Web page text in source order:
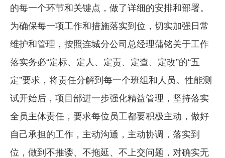
的每一个环节和关键点，做了详细的安排和部署。
为确保每一项工作和措施落实到位，切实加强日常
维护和管理，按照连城分公司总经理蒲铭关于工作
落实务必“定标、定人、定责、定查、定改”的“五
定”要求，将责任分解到每一个班组和人员。性能测
试开始后，项目部进一步强化精益管理，坚持落实
全员主体责任，要求每位员工都要积极主动，做好
自己承担的工作，主动沟通，主动协调，落实到
位，做到不推诿、不拖延、不上交问题，对确实无